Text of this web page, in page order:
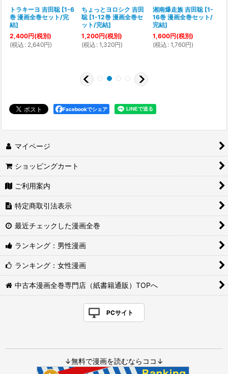
トラキーヨ 吉田聡 [1-6
巻 漫画全巻セット/完
結]
2,400円(税別)
(税込 : 2,640円)
ちょっとヨロシク 吉田
聡 [1-12巻 漫画全巻セ
ット/完結]
1,200円(税別)
(税込 : 1,320円)
湘南爆走族 吉田聡 [1-
16巻 漫画全巻セット/
完結]
1,600円(税別)
(税込 : 1,760円)
Facebookでシェア
マイページ
ショッピングカート
ご利用案内
特定商取引法表示
最近チェックした漫画全巻
ランキング：男性漫画
ランキング：女性漫画
中古本漫画全巻専門店（紙書籍通販）TOPへ
PCサイト
↓無料で漫画を読むならココ↓